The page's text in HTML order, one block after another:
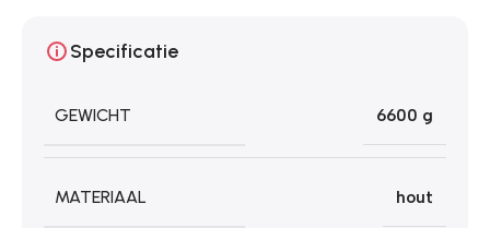
Specificatie
GEWICHT 6600 g
MATERIAAL hout